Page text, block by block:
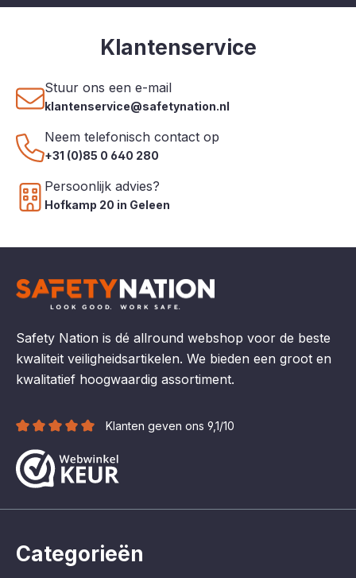
Klantenservice
Stuur ons een e-mail
klantenservice@safetynation.nl
Neem telefonisch contact op
+31 (0)85 0 640 280
Persoonlijk advies?
Hofkamp 20 in Geleen
Safety Nation is dé allround webshop voor de beste
kwaliteit veiligheidsartikelen. We bieden een groot en
kwalitatief hoogwaardig assortiment.
Klanten geven ons 9,1/10
Categorieën